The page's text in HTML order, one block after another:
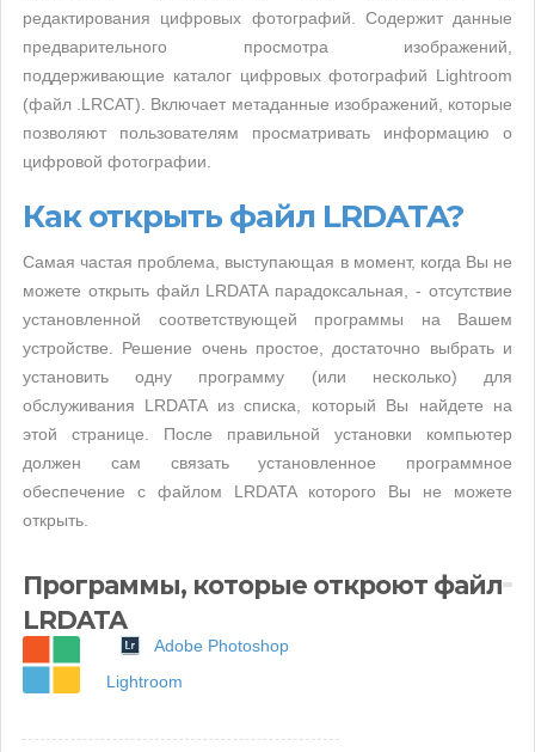
редактирования цифровых фотографий. Содержит данные
предварительного просмотра изображений,
поддерживающие каталог цифровых фотографий Lightroom
(файл .LRCAT). Включает метаданные изображений, которые
позволяют пользователям просматривать информацию о
цифровой фотографии.
Как открыть файл LRDATA?
Самая частая проблема, выступающая в момент, когда Вы не
можете открыть файл LRDATA парадоксальная, - отсутствие
установленной соответствующей программы на Вашем
устройстве. Решение очень простое, достаточно выбрать и
установить одну программу (или несколько) для
обслуживания LRDATA из списка, который Вы найдете на
этой странице. После правильной установки компьютер
должен сам связать установленное программное
обеспечение с файлом LRDATA которого Вы не можете
открыть.
Программы, которые откроют файл
LRDATA
Adobe Photoshop
Lightroom